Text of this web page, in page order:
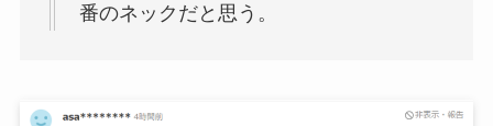
番のネックだと思う。